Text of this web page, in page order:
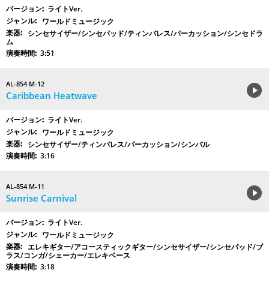
ライトVer.
ワールドミュージック
シンセサイザー/シンセパッド/ティンバレス/パーカッション/シンセドラ
ム
3:51
AL-854 M-12
Caribbean Heatwave
ライトVer.
ワールドミュージック
シンセサイザー/ティンバレス/パーカッション/シンバル
3:16
AL-854 M-11
Sunrise Carnival
ライトVer.
ワールドミュージック
エレキギター/アコースティックギター/シンセサイザー/シンセパッド/ブ
ラス/コンガ/シェーカー/エレキベース
3:18